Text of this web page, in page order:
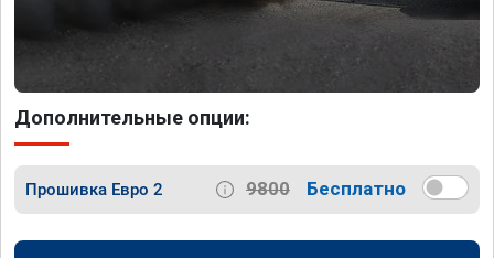
Дополнительные опции:
Прошивка Евро 2 9800 Бесплатно